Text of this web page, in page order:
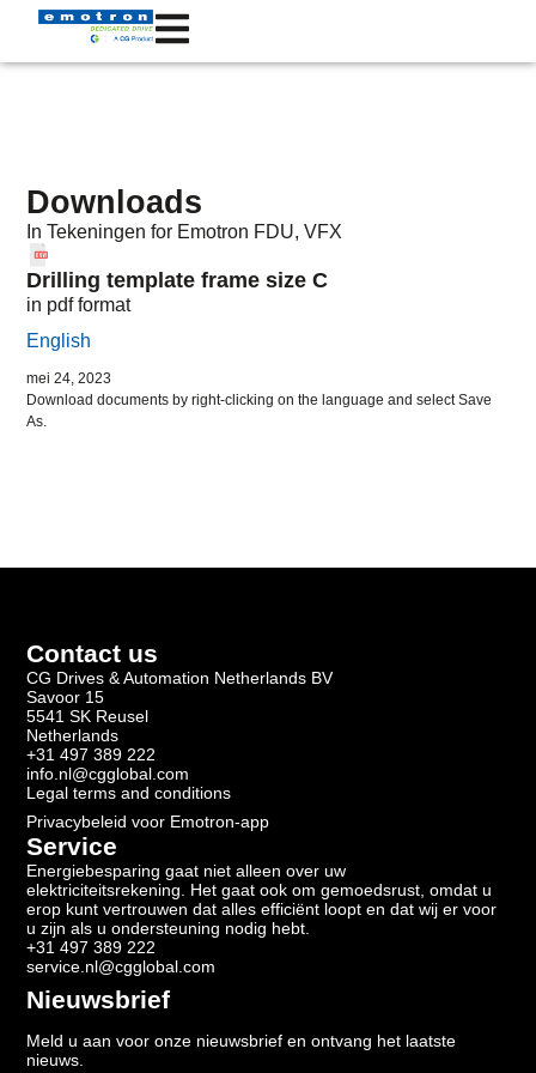
Downloads
In Tekeningen for Emotron FDU,VFX
Drilling template frame size C
in pdf format
English
mei 24, 2023
Download documents by right-clicking on the language and select Save
As.
Contact us
CG Drives & Automation Netherlands BV
Savoor 15
5541 SK Reusel
Netherlands
+31 497 389 222
info.nl@cgglobal.com
Legal terms and conditions
Privacybeleid voor Emotron-app
Service
Energiebesparing gaat niet alleen over uw
elektriciteitsrekening. Het gaat ook om gemoedsrust, omdat u
erop kunt vertrouwen dat alles efficiënt loopt en dat wij er voor
u zijn als u ondersteuning nodig hebt.
+31 497 389 222
service.nl@cgglobal.com
Nieuwsbrief
Meld u aan voor onze nieuwsbrief en ontvang het laatste
nieuws.